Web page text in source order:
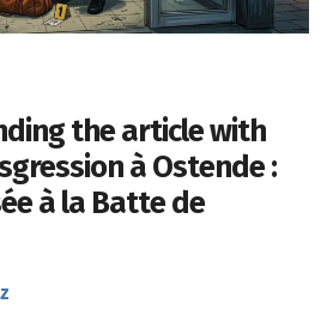
the article with
à Ostende :
à la Batte de